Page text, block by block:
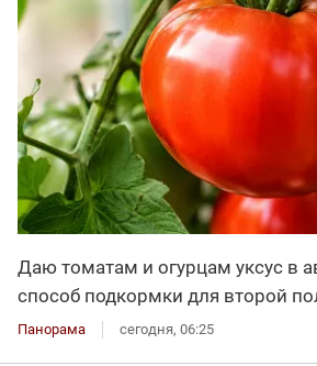
Даю томатам и огурцам уксус в
способ подкормки для второй
Панорама сегодня, 06:25